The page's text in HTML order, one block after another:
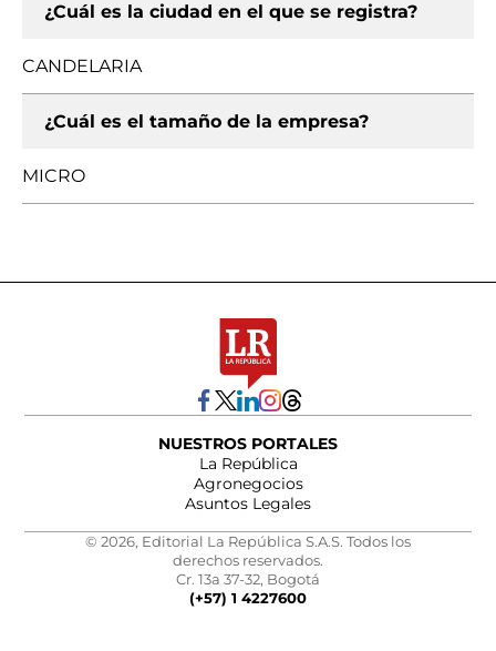
¿Cuál es la ciudad en el que se registra?
CANDELARIA
¿Cuál es el tamaño de la empresa?
MICRO
NUESTROS PORTALES
La República
Agronegocios
Asuntos Legales
© 2026, Editorial La República S.A.S. Todos los
derechos reservados.
Cr. 13a 37-32, Bogotá
(+57) 1 4227600